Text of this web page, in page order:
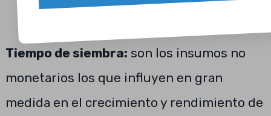
Tiempo de siembra: son los insumos no
monetarios los que influyen en gran
medida en el crecimiento y rendimiento de